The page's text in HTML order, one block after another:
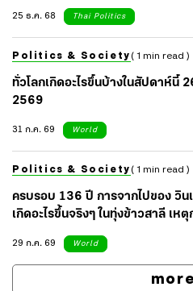
25 ธ.ค. 68
Thai Politics
Politics & Society ( 1 min read )
ทั่วโลกเกิดอะไรขึ้นบ้างในสัปดาห์นี้
2569
31 ก.ค. 69
World
Politics & Society ( 1 min read )
ครบรอบ 136 ปี การจากไปของ วิน
เกิดอะไรขึ้นจริงๆ ในทุ่งข้าวสาลี เ
ของศิลปินผู้น่าเศร้า
29 ก.ค. 69 World
more